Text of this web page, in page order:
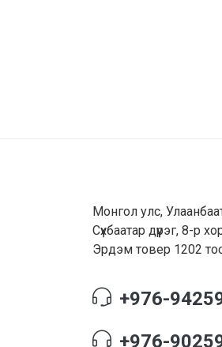
Монгол улс,
Сүхбаатар дүүрэг, 8-р
Эрдэм товер 1202
+976-
+976-